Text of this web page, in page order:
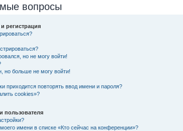
вопросы
регистрация
но не могу войти!
но больше не могу войти!
приходится повторять ввод имени и пароля?
cookies»?
пользователя
имени в списке «Кто сейчас на конференции»?